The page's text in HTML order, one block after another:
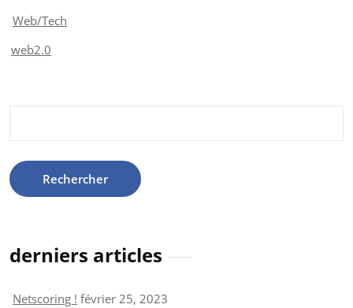
Web/Tech
web2.0
derniers articles
Netscoring ! février 25, 2023